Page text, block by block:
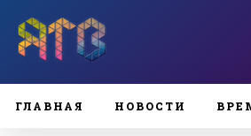
ГЛАВНАЯ НОВОСТИ